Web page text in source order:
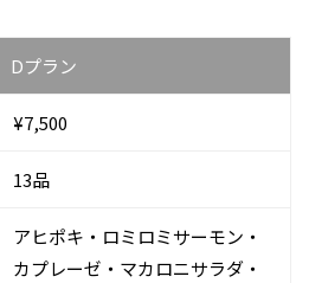
Dプラン
¥7,500
13品
アヒポキ・ロミロミサーモン・
カプレーゼ・マカロニサラダ・